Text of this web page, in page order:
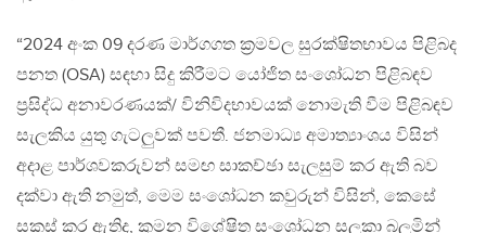
“2024 අංක 09 දරණ මාර්ගගත ක්‍රමවල සුරක්ෂිතභාවය පිළිබද
පනත (OSA) සඳහා සිදු කිරීමට යෝජිත සංශෝධන පිළිබඳව
ප්‍රසිද්ධ අනාවරණයක්/ විනිවිදභාවයක් නොමැති වීම පිළිබඳව
සැලකිය යුතු ගැටලුවක් පවතී. ජනමාධ්‍ය අමාත්‍යාංශය විසින්
අදාළ පාර්ශවකරුවන් සමඟ සාකච්ඡා සැලසුම් කර ඇති බව
දක්වා ඇති නමුත්, මෙම සංශෝධන කවුරුන් විසින්, කෙසේ
සකස් කර ඇතිද, කුමන විශේෂිත සංශෝධන සලකා බලමින්